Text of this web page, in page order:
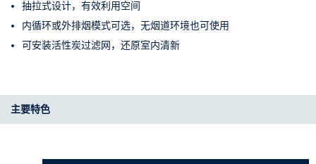
抽拉式设计，有效利用空间
内循环或外排烟模式可选，无烟道环境也可使用
可安装活性炭过滤网，还原室内清新
主要特色